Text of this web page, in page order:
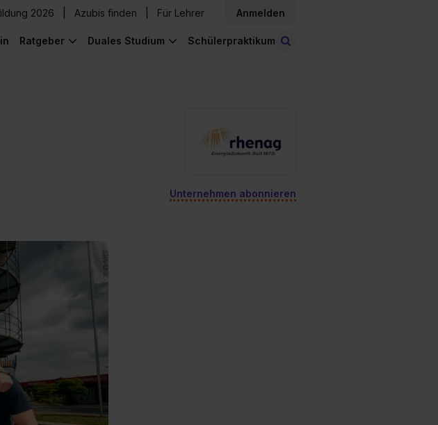
2026 Azubis finden Für Lehrer Anmelden
Ratgeber Duales Studium Schülerpraktikum
Unternehmen abonnieren